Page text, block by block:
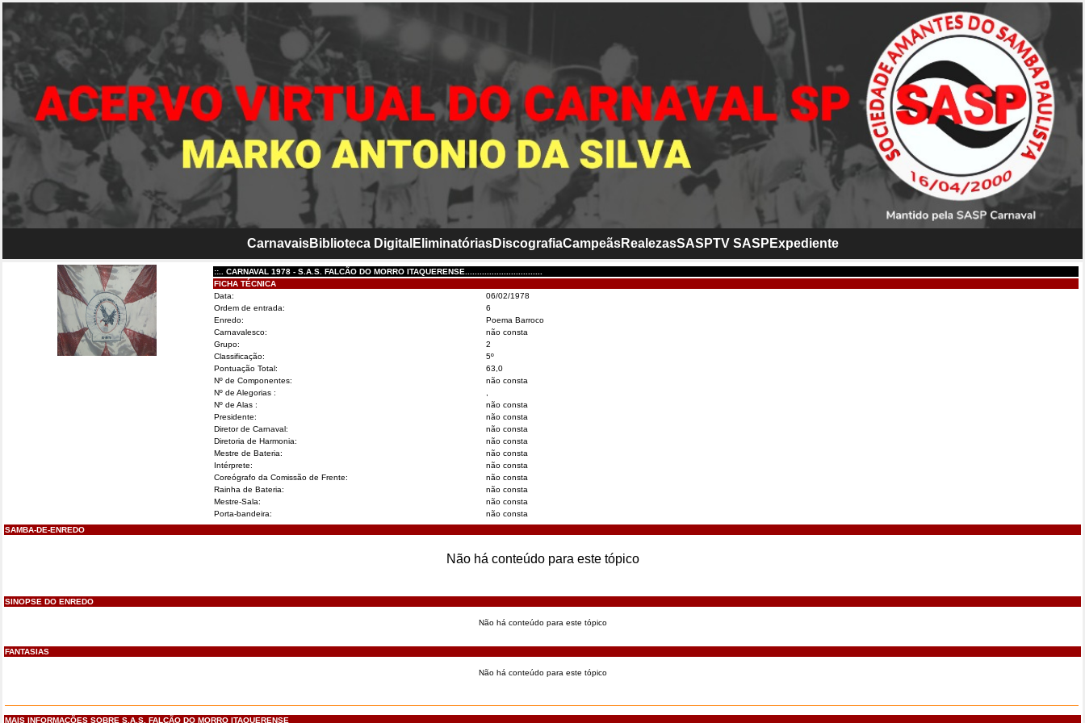
CarnavaisBiblioteca Digital EliminatóriasDiscografiaCampeãsRealezasSASPTV SASP Expediente
::.. CARNAVAL 1978 - S.A.S. FALCÃO DO MORRO ITAQUERENSE................................
FICHA TÉCNICA
Data:
06/02/1978
Ordem de entrada:
6
Enredo:
Poema Barroco
Carnavalesco:
não consta
Grupo:
2
Classificação:
5º
Pontuação Total:
63,0
Nº de Componentes:
não consta
Nº de Alegorias :
Nº de Alas :
não consta
Presidente:
não consta
Diretor de Carnaval:
não consta
Diretoria de Harmonia:
não consta
Mestre de Bateria:
não consta
Intérprete:
não consta
Coreógrafo da Comissão de Frente:
não consta
Rainha de Bateria:
não consta
Mestre-Sala:
não consta
Porta-bandeira:
não consta
SAMBA-DE-ENREDO
Não há conteúdo para este tópico
SINOPSE DO ENREDO
Não há conteúdo para este tópico
FANTASIAS
Não há conteúdo para este tópico
MAIS INFORMAÇÕES SOBRE S.A.S. FALCÃO DO MORRO ITAQUERENSE